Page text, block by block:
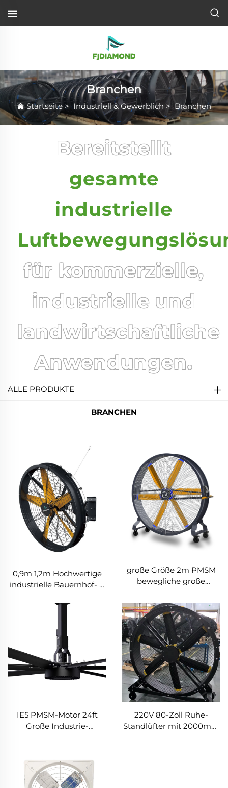
Branchen
Startseite >Industriell & Gewerblich >Branchen
Bereitstellt
gesamte
industrielle
für kommerzielle,
industrielle und
landwirtschaftliche
Anwendungen.
ALLE PRODUKTE
BRANCHEN
0,9m 1,2m Hochwertige
industrielle Bauernhof- &
Produktionsanlagen,
große Größe 2m PMSM
bewegliche große
Sportbereiche
IE5 PMSM-Motor 24ft
Große Industrie-
7,3m Elektrische
Ventilatoren für
Milchfabriken 380V
220V 80-Zoll Ruhe-
Standlüfter mit 2000mm